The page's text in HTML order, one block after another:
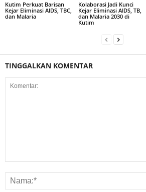
Kutim Perkuat Barisan
Kejar Eliminasi AIDS, TBC,
dan Malaria
Kolaborasi Jadi Kunci
Kejar Eliminasi AIDS, TB,
dan Malaria 2030 di
Kutim
TINGGALKAN KOMENTAR